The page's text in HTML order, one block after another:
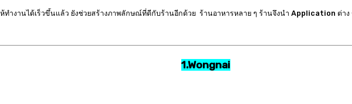
ำงานได้เร็วขึ้นแล้ว ยังช่วยสร้างภาพลักษณ์ที่ดีกับร้านอีกด้วย ร้านอาหารหลาย ๆ ร้านจึงนำ Application ต่าง
1.Wongnai